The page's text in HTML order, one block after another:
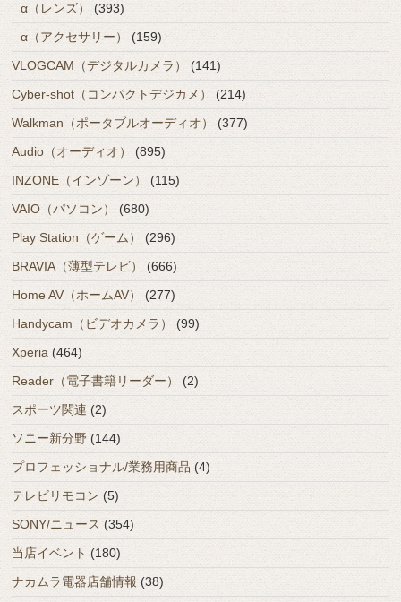
α（レンズ）
(393)
α（アクセサリー）
(159)
VLOGCAM（デジタルカメラ）
(141)
Cyber-shot（コンパクトデジカメ）
(214)
Walkman（ポータブルオーディオ）
(377)
Audio（オーディオ）
(895)
INZONE（インゾーン）
(115)
VAIO（パソコン）
(680)
Play Station（ゲーム）
(296)
BRAVIA（薄型テレビ）
(666)
Home AV（ホームAV）
(277)
Handycam（ビデオカメラ）
(99)
Xperia (464)
Reader（電子書籍リーダー）
(2)
スポーツ関連 (2)
ソニー新分野 (144)
プロフェッショナル/業務用商品 (4)
テレビリモコン (5)
SONY/ニュース (354)
当店イベント (180)
ナカムラ電器店舗情報(38)